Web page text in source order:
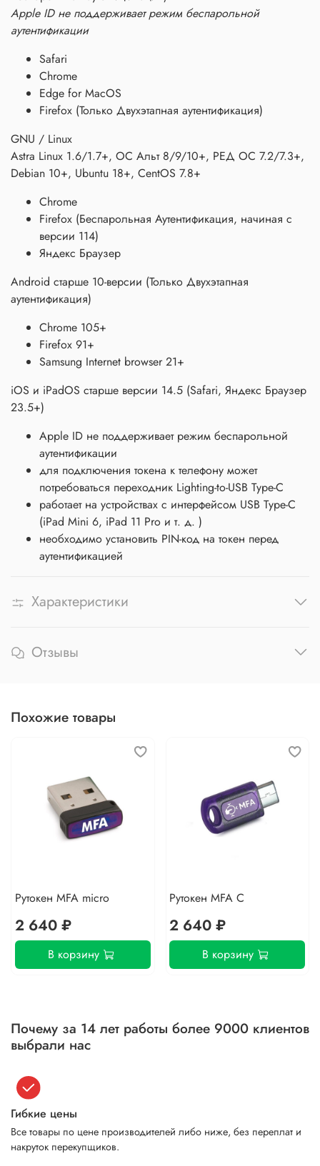
Apple ID не поддерживает режим беспарольной
аутентификации
Safari
Chrome
Edge for MacOS
Firefox (Только Двухэтапная аутентификация)
GNU / Linux
Astra Linux 1.6/1.7+, ОС Альт 8/9/10+, РЕД ОС 7.2/7.3+,
Debian 10+, Ubuntu 18+, CentOS 7.8+
Chrome
Firefox (Беспарольная Аутентификация, начиная с
версии 114)
Яндекс Браузер
Android старше 10-версии (Только Двухэтапная
аутентификация)
Chrome 105+
Firefox 91+
Samsung Internet browser 21+
iOS и iPadOS старше версии 14.5 (Safari, Яндекс Браузер
23.5+)
Apple ID не поддерживает режим беспарольной
аутентификации
для подключения токена к телефону может
потребоваться переходник Lighting-to-USB Type-C
работает на устройствах с интерфейсом USB Type-C
(iPad Mini 6, iPad 11 Pro и т. д. )
необходимо установить PIN-код на токен перед
аутентификацией
Характеристики
Отзывы
Похожие товары
Рутокен MFA micro
2 640 ₽
В корзину
Рутокен MFA C
2 640 ₽
В корзину
Почему за 14 лет работы более 9000 клиентов
выбрали нас
Гибкие цены
Все товары по цене производителей либо ниже, без переплат и
накруток перекупщиков.